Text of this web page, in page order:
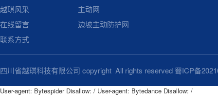
越琪风采
在线留言
联系方式
主动网
边坡主动防护网
四川省越琪科技有限公司 copyright All rights reserved 蜀ICP备
User-agent: Bytespider
User-agent: Bytespider Disallow: / User-agent: Bytedance Disallow: /